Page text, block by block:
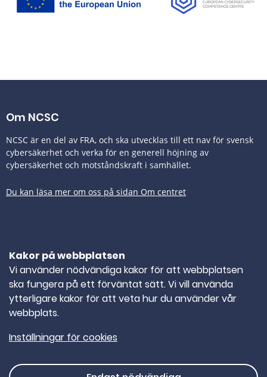
Om NCSC
NCSC är en del av FRA, och ska utvecklas till ett nav för svensk
cybersäkerhet och verka för en generell höjning av
cybersäkerhet och motståndskraft i samhället.
Du kan läsa mer om oss på sidan Om centret
Kontakta oss
TELEFONNUMMER
010-382 80 00
E-POST
Kakor på webbplatsen
Vi använder nödvändiga kakor för att webbplatsen
ska fungera på ett förväntat sätt. Vi vill använda
ytterligare kakor för att veta hur du använder vår
webbplats.
Inställningar för cookies